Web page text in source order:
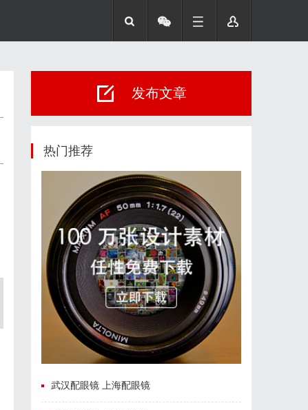
发布文章
热门推荐
武汉配眼镜 上海配眼镜